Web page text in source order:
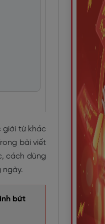
giới từ khác
bài viết
cách dùng
ngày.
bứt